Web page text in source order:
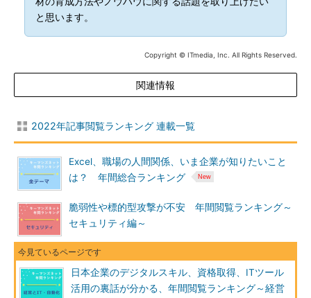
と思います。
Copyright © ITmedia, Inc. All Rights Reserved.
関連情報
2022年記事閲覧ランキング 連載一覧
Excel、職場の人間関係、いま企業が知りたいこと
は？ 年間総合ランキング
脆弱性や標的型攻撃が不安 年間閲覧ランキング～
セキュリティ編～
日本企業のデジタルスキル、資格取得、ITツール
活用の裏話が分かる、年間閲覧ランキング～経営